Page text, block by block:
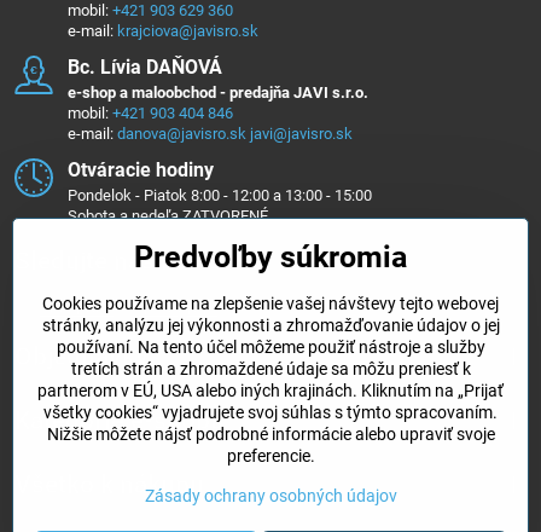
mobil: +421 903 629 360
e-mail: krajciova@javisro.sk
Bc​. Lívia DAŇOVÁ
e-shop a maloobchod - predajňa JAVI s.r.o.
mobil: +421 903 404 846
e-mail: danova@javisro.sk javi@javisro.sk
Otváracie hodiny
Pondelok - Piatok 8:00 - 12:00 a 13:00 - 15:00
Sobota a nedeľa ZATVORENÉ
Sledujte nás na ...
Facebook Instagram
Objednávky
Kategórie e-shopu
Všetko k nákupu
Predvoľby súkromia
Cookies používame na zlepšenie vašej návštevy tejto webovej
stránky, analýzu jej výkonnosti a zhromažďovanie údajov o jej
používaní. Na tento účel môžeme použiť nástroje a služby
tretích strán a zhromaždené údaje sa môžu preniesť k
partnerom v EÚ, USA alebo iných krajinách. Kliknutím na „Prijať
všetky cookies“ vyjadrujete svoj súhlas s týmto spracovaním.
Nižšie môžete nájsť podrobné informácie alebo upraviť svoje
preferencie.
Zásady ochrany osobných údajov